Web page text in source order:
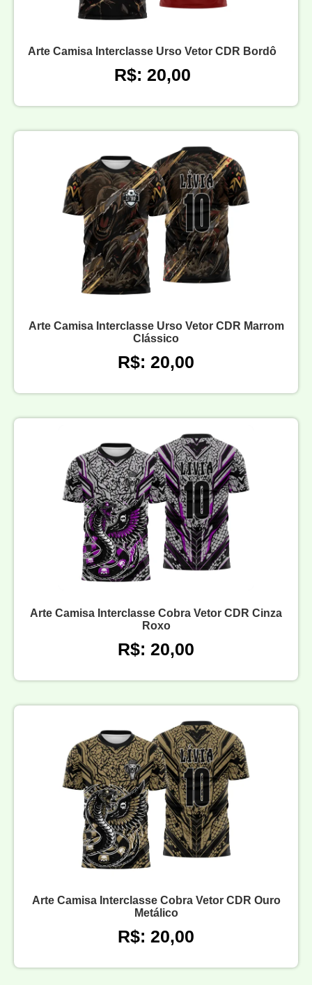
Arte Camisa Interclasse Urso Vetor CDR Bordô
R$: 20,00
Arte Camisa Interclasse Urso Vetor CDR Marrom
Clássico
R$: 20,00
Arte Camisa Interclasse Cobra Vetor CDR Cinza
Roxo
R$: 20,00
Arte Camisa Interclasse Cobra Vetor CDR Ouro
Metálico
R$: 20,00